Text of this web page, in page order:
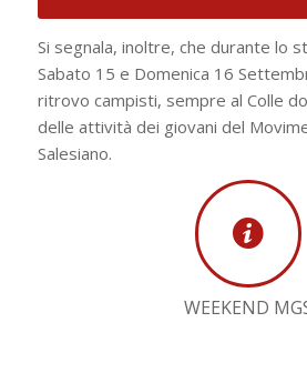
Si segnala, inoltre, che durante lo
Sabato 15 e Domenica 16
ritrovo campisti, sempre al Colle
delle attività dei giovani del
Salesiano.
WEEKEND